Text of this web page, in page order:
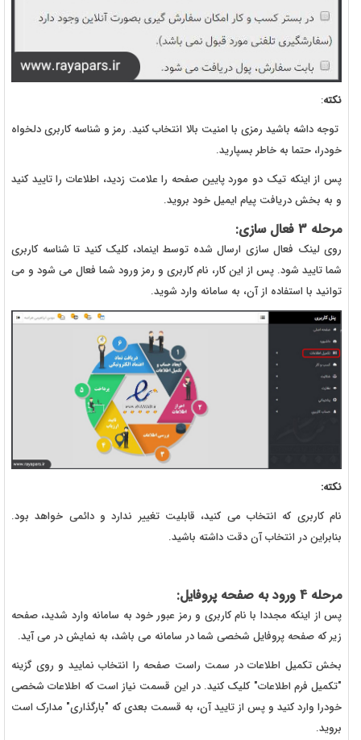
نکته:
توجه داشه باشید رمزی با امنیت بالا انتخاب کنید. رمز و شناسه کاربری دلخواه
خودرا، حتما به خاطر بسپارید.
پس از اینکه تیک دو مورد پایین صفحه را علامت زدید، اطلاعات را تایید کنید
و به بخش دریافت پیام ایمیل خود بروید.
مرحله 3 فعال سازی:
روی لینک فعال سازی ارسال شده توسط اینماد، کلیک کنید تا شناسه کاربری
شما تایید شود. پس از این کار، نام کاربری و رمز ورود شما فعال می شود و می
توانید با استفاده از آن، به سامانه وارد شوید.
نکته:
نام کاربری که انتخاب می کنید، قابلیت تغییر ندارد و دائمی خواهد بود.
بنابراین در انتخاب آن دقت داشته باشید.
مرحله 4 ورود به صفحه پروفایل:
پس از اینکه مجددا با نام کاربری و رمز عبور خود به سامانه وارد شدید، صفحه
زیر که صفحه پروفایل شخصی شما در سامانه می باشد، به نمایش در می آید.
بخش تکمیل اطلاعات در سمت راست صفحه را انتخاب نمایید و روی گزینه
"تکمیل فرم اطلاعات" کلیک کنید. در این قسمت نیاز است که اطلاعات شخصی
خودرا وارد کنید و پس از تایید آن، به قسمت بعدی که "بارگذاری" مدارک است
بروید.